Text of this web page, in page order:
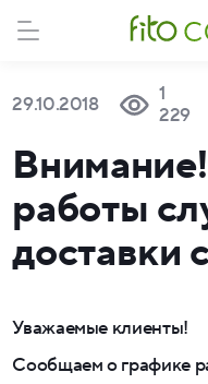
29.10.2018
1
229
работы
доставки
Уважаемые клиенты!
Сообщаем о графике